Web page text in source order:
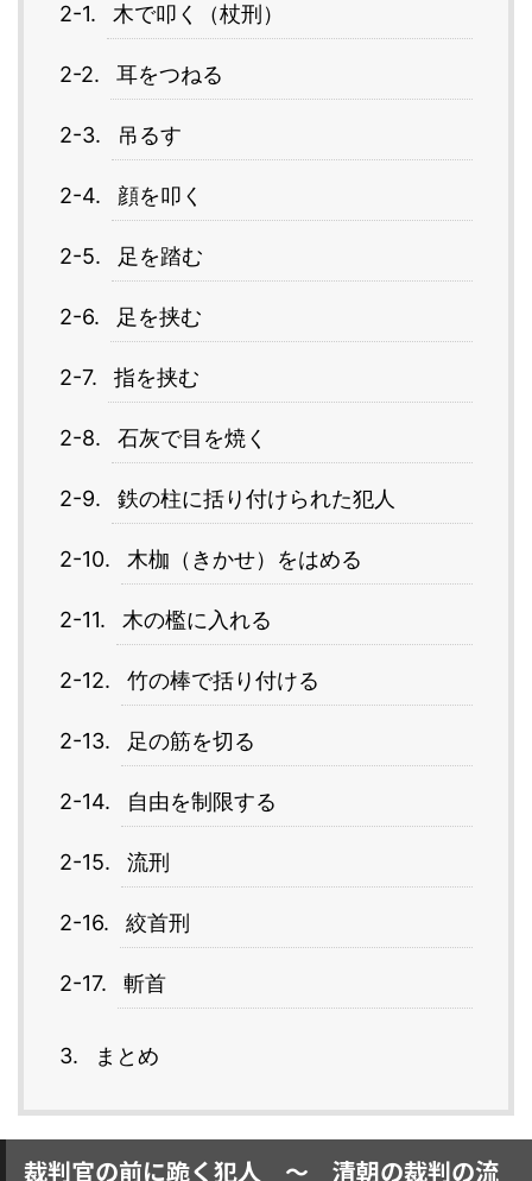
木で叩く（杖刑）
耳をつねる
吊るす
顔を叩く
足を踏む
足を挟む
指を挟む
石灰で目を焼く
鉄の柱に括り付けられた犯人
木枷（きかせ）をはめる
木の檻に入れる
竹の棒で括り付ける
足の筋を切る
自由を制限する
流刑
絞首刑
斬首
まとめ
裁判官の前に跪く犯人 ～ 清朝の裁判の流